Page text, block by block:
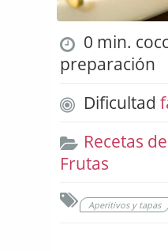
0 min.
preparación
Dificultad
Recetas
Frutas
Aperitivos y tapas